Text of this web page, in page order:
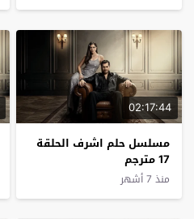
02:17:44
مسلسل حلم اشرف الحلقة
17 مترجم
منذ 7 أشهر